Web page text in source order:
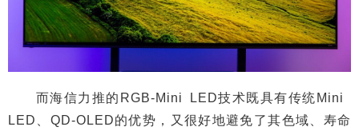
而海信力推的RGB-Mini LED技术既具有传统Mini
LED、QD-OLED的优势，又很好地避免了其色域、寿命